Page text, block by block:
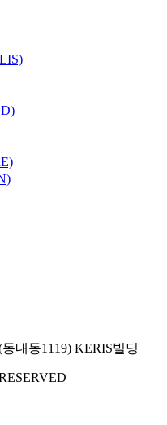
내동1119) KERIS빌딩